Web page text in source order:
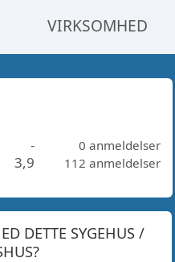
VIRKSOMHED
- 0 anmeldelser
3,9 112 anmeldelser
DETTE SYGEHUS /